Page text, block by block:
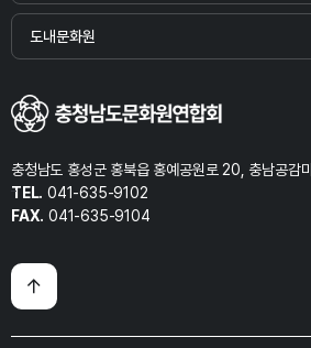
충청남도 홍성군 홍북읍 홍예공원로 20, 충남공감
TEL. 041-635-9102
FAX. 041-635-9104
도내문화원